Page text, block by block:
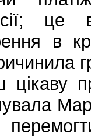
це
в
цікаву